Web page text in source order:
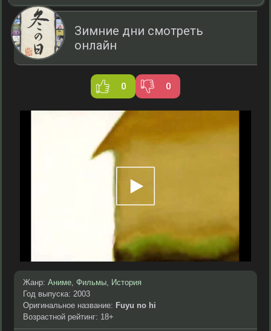
Зимние дни смотреть
онлайн
0 0
Жанр: Аниме, Фильмы, История
Год выпуска: 2003
Оригинальное название: Fuyu no hi
Возрастной рейтинг: 18+